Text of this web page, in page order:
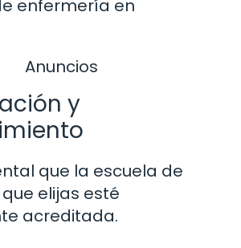
enfermería en
Anuncios
y
que la escuela de
elijas esté
acreditada.